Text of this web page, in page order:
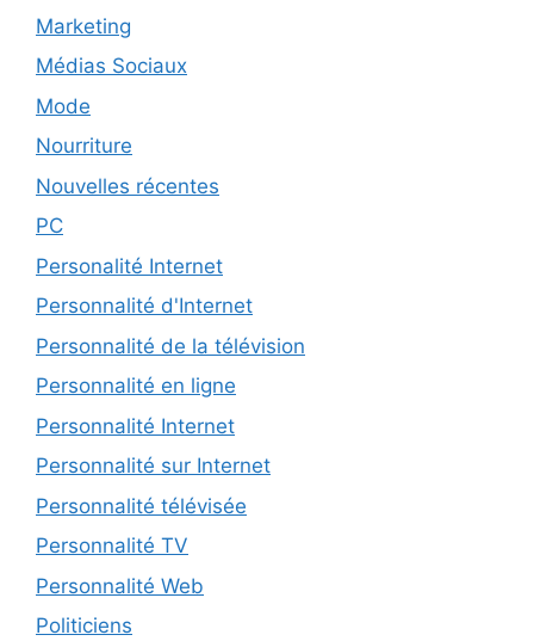
Marketing
Médias Sociaux
Mode
Nourriture
Nouvelles récentes
PC
Personalité Internet
Personnalité d'Internet
Personnalité de la télévision
Personnalité en ligne
Personnalité Internet
Personnalité sur Internet
Personnalité télévisée
Personnalité TV
Personnalité Web
Politiciens